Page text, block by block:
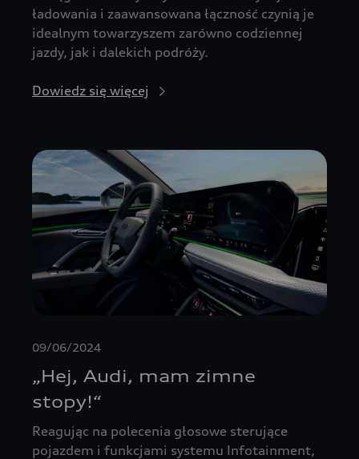
ładowania i zaawansowana łączność czynią je
idealnym towarzyszem zarówno codziennej
jazdy, jak i dalekich podróży.
Dowiedz się więcej
09/06/2024
„Hej, Audi, mam zimne
stopy!“
Reagując na polecenia głosowe sterujące
pojazdem i funkcjami systemu Infotainment,